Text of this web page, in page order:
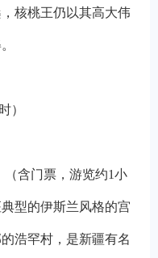
核桃王仍以其高大伟
）
含门票，游览约1小
型的伊斯兰风格的宫
浩罕村，是新疆有名